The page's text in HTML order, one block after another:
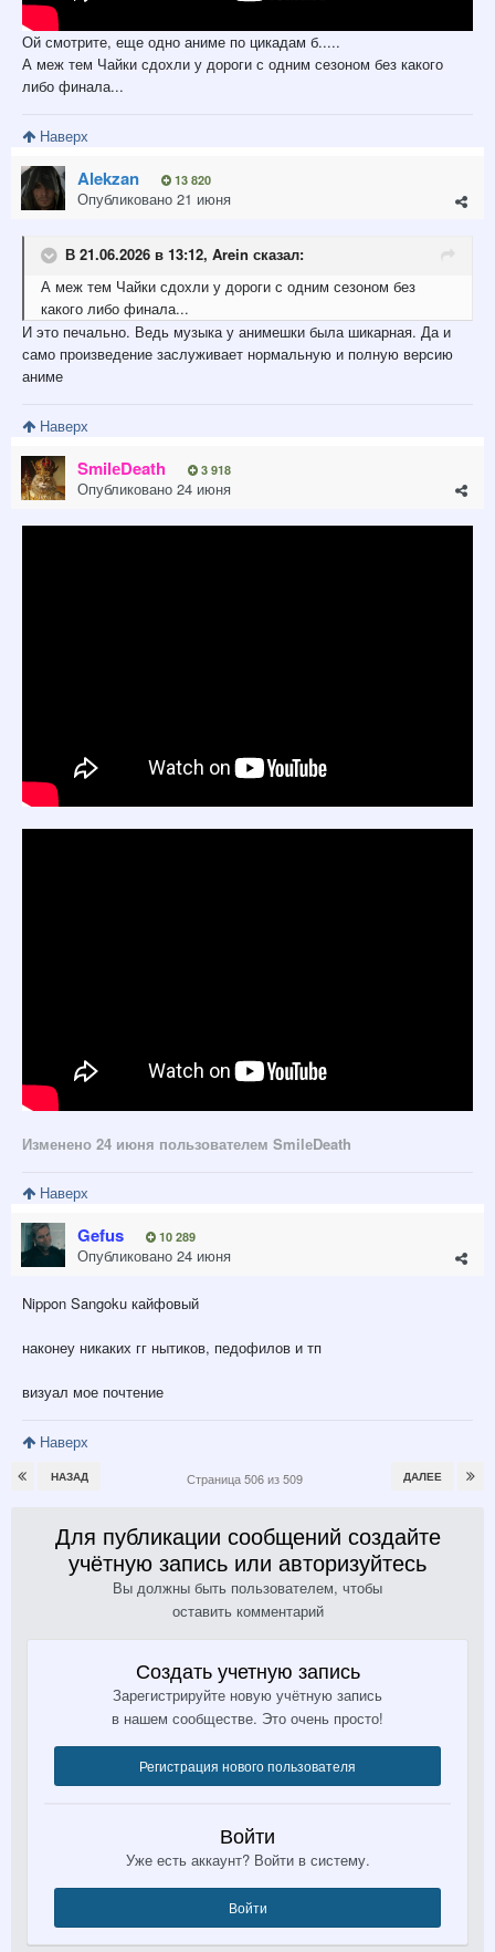
Ой смотрите, еще одно аниме по цикадам б.....
А меж тем Чайки сдохли у дороги с одним сезоном без какого
либо финала...
Наверх
Alekzan 13 820
Опубликовано 21 июня
В 21.06.2026 в 13:12, Arein сказал:
А меж тем Чайки сдохли у дороги с одним сезоном без
какого либо финала...
И это печально. Ведь музыка у анимешки была шикарная. Да и
само произведение заслуживает нормальную и полную версию
аниме
Наверх
SmilеDeath 3 918
Опубликовано 24 июня
Изменено 24 июня пользователем SmilеDeath
Наверх
Gefus 10 289
Опубликовано 24 июня
Nippon Sangoku кайфовый
наконеу никаких гг нытиков, педофилов и тп
визуал мое почтение
Наверх
НАЗАД ДАЛЕЕ
Страница 506 из 509
Для публикации сообщений создайте
учётную запись или авторизуйтесь
Вы должны быть пользователем, чтобы
оставить комментарий
Создать учетную запись
Зарегистрируйте новую учётную запись
в нашем сообществе. Это очень просто!
Регистрация нового пользователя
Войти
Уже есть аккаунт? Войти в систему.
Войти